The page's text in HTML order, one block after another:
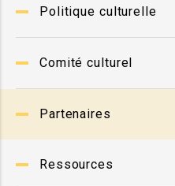
Politique culturelle
Comité culturel
Partenaires
Ressources